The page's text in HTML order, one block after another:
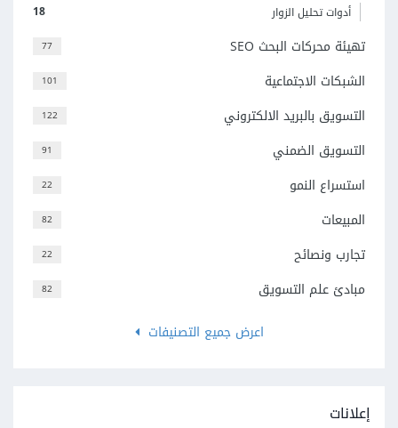
18 أدوات تحليل الزوار
77 تهيئة محركات البحث SEO
101 الشبكات الاجتماعية
122 التسويق بالبريد الالكتروني
91 التسويق الضمني
22 استسراع النمو
82 المبيعات
22 تجارب ونصائح
82
مبادئ علم التسويق
اعرض جميع التصنيفات
إعلانات